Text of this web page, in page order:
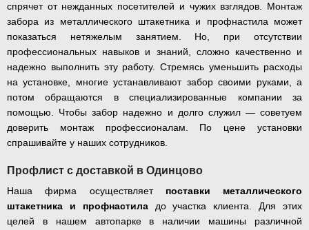
спрячет от нежданных посетителей и чужих взглядов. Монтаж
забора из металлического штакетника и профнастила может
показаться нетяжелым занятием. Но, при отсутствии
профессиональных навыков и знаний, сложно качественно и
надежно выполнить эту работу. Стремясь уменьшить расходы
на установке, многие устанавливают забор своими руками, а
потом обращаются в специализированные компании за
помощью. Чтобы забор надежно и долго служил — советуем
доверить монтаж профессионалам. По цене установки
спрашивайте у наших сотрудников.
Профлист с доставкой в Одинцово
Наша фирма осуществляет поставки металлического
штакетника и профнастиладо участка клиента. Для этих
целей в нашем автопарке в наличии машины различной